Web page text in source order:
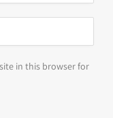
in this browser for